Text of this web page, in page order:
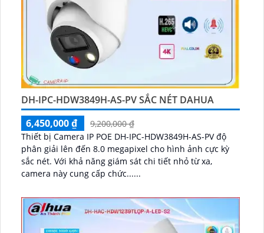
DH-IPC-HDW3849H-AS-PV SẮC NÉT DAHUA
6,450,000 ₫
9,200,000 ₫
Thiết bị Camera IP POE DH-IPC-HDW3849H-AS-PV độ
phân giải lên đến 8.0 megapixel cho hình ảnh cực kỳ
sắc nét. Với khả năng giám sát chi tiết nhỏ từ xa,
camera này cung cấp chức......